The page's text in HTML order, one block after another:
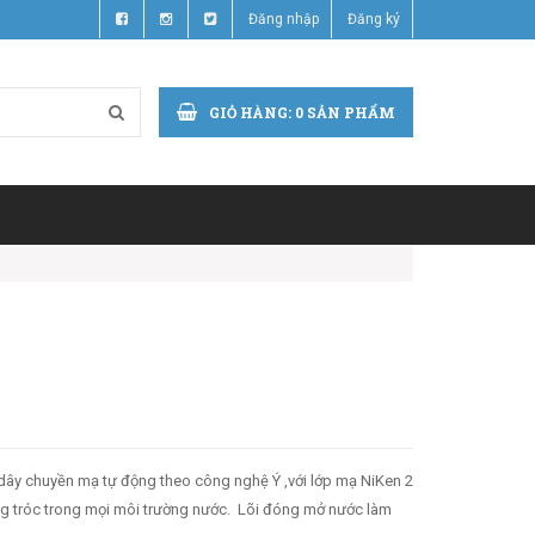
Đăng nhập Đăng ký
GIỎ HÀNG: 0 SẢN PHẨM
chuyền mạ tự động theo công nghệ Ý ,với lớp mạ NiKen 2
tróc trong mọi môi trường nước. Lõi đóng mở nước làm